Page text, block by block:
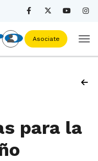
Asociate
para la